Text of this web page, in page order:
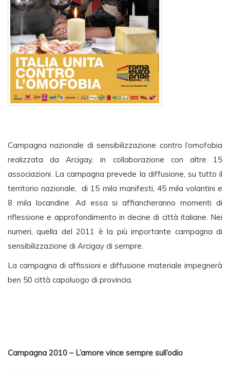
Campagna nazionale di sensibilizzazione contro l’omofobia
realizzata da Arcigay, in collaborazione con altre 15
associazioni. La campagna prevede la diffusione, su tutto il
territorio nazionale, di 15 mila manifesti, 45 mila volantini e
8 mila locandine. Ad essa si affiancheranno momenti di
riflessione e approfondimento in decine di città italiane. Nei
numeri, quella del 2011 è la più importante campagna di
sensibilizzazione di Arcigay di sempre.
La campagna di affissioni e diffusione materiale impegnerà
ben 50 città capoluogo di provincia.
Campagna 2010 – L’amore vince sempre sull’odio